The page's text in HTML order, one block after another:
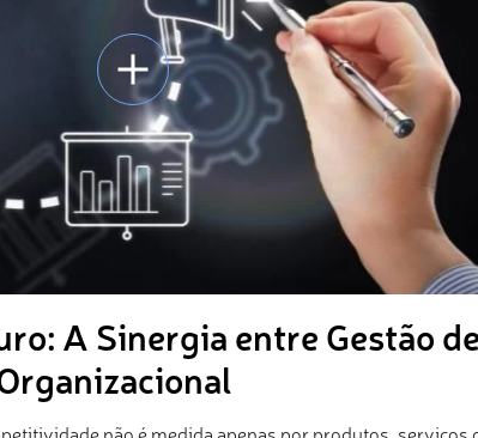
A Sinergia entre Gestão